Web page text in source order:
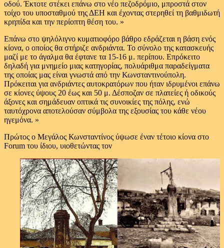
οδού. Έκτοτε στέκει επάνω στο νέο πεζοδρόμιο, μπροστά στον
τοίχο του υποσταθμού της ΔΕΗ και έχοντας στερηθεί τη βαθμιδωτή
κρηπίδα και την περίοπτη θέση του. »
Επάνω στο ψηλόλιγνο κυματιοφόρο βάθρο εδράζεται η βάση ενός
κίονα, ο οποίος θα στήριζε ανδριάντα. Το σύνολο της κατασκευής
μαζί με το άγαλμα θα έφτανε τα 15-16 μ. περίπου. Επρόκειτο
δηλαδή για μνημείο μιας κατηγορίας, πολυάριθμα παραδείγματα
της οποίας μας είναι γνωστά από την Κωνσταντινούπολη.
Πρόκειται για ανδριάντες αυτοκρατόρων που ήταν ιδρυμένοι επάνω
σε κίονες ύψους 20 έως και 50 μ. Δέσποζαν σε πλατείες ή οδικούς
άξονες και σημάδευαν οπτικά τις συνοικίες της πόλης, ενώ
ταυτόχρονα αποτελούσαν σύμβολα της εξουσίας του κάθε νέου
ηγεμόνα. »
Πρώτος ο Μεγάλος Κωνσταντίνος ύψωσε έναν τέτοιο κίονα στο
Forum του ίδιου, υιοθετώντας τον